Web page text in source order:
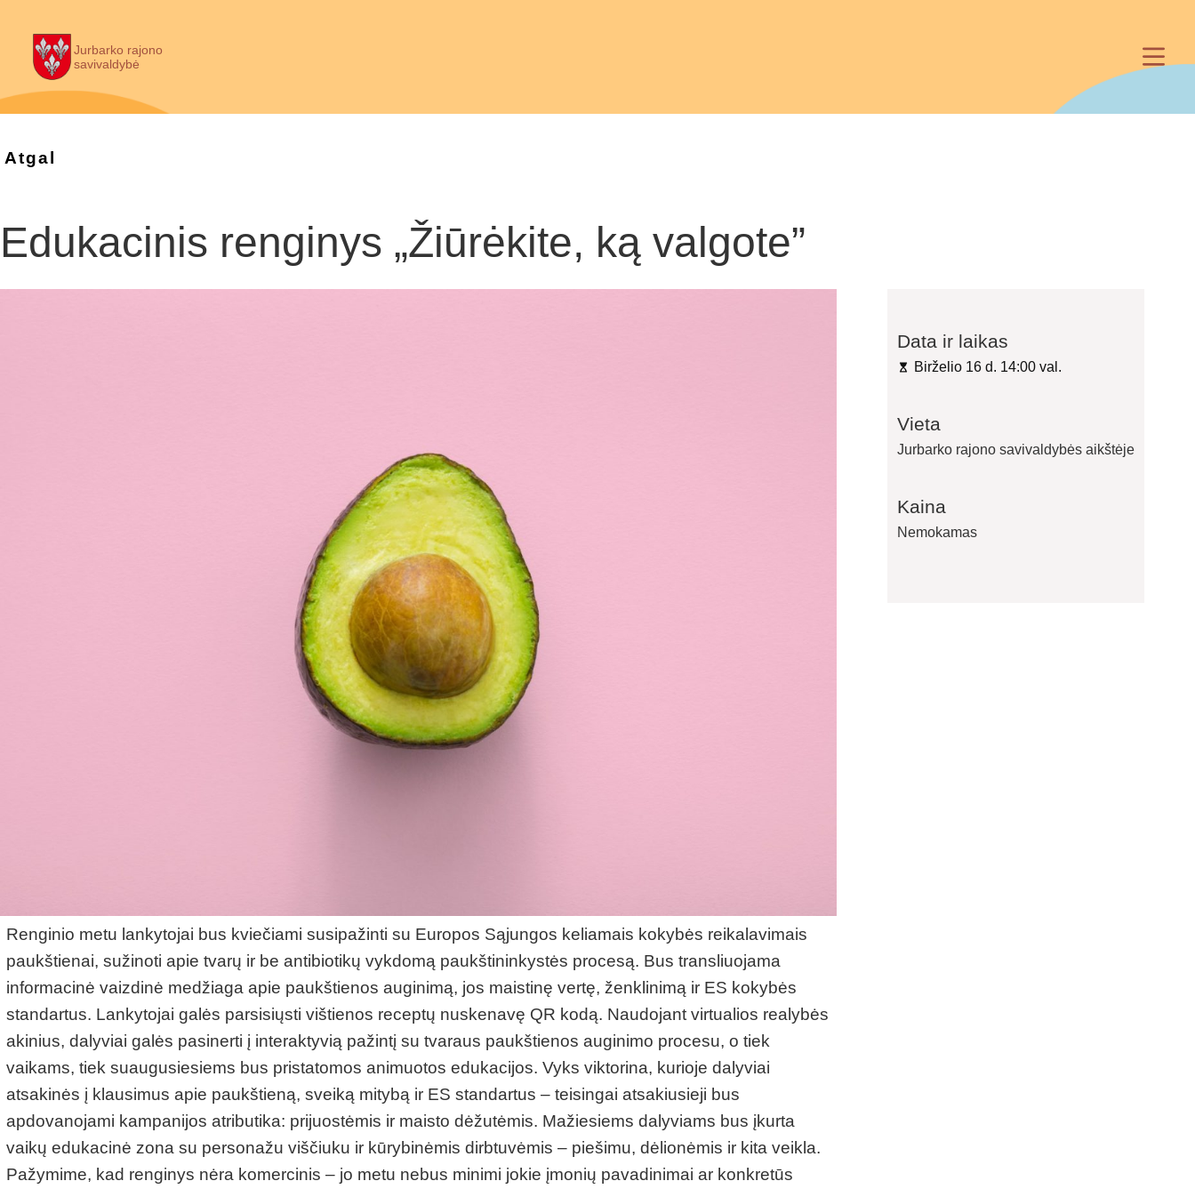
Jurbarko rajono
savivaldybė
Atgal
Edukacinis renginys „Žiūrėkite, ką valgote”
Renginio metu lankytojai bus kviečiami susipažinti su Europos Sąjungos keliamais kokybės reikalavimais
paukštienai, sužinoti apie tvarų ir be antibiotikų vykdomą paukštininkystės procesą. Bus transliuojama
informacinė vaizdinė medžiaga apie paukštienos auginimą, jos maistinę vertę, ženklinimą ir ES kokybės
standartus. Lankytojai galės parsisiųsti vištienos receptų nuskenavę QR kodą. Naudojant virtualios realybės
akinius, dalyviai galės pasinerti į interaktyvią pažintį su tvaraus paukštienos auginimo procesu, o tiek
vaikams, tiek suaugusiesiems bus pristatomos animuotos edukacijos. Vyks viktorina, kurioje dalyviai
atsakinės į klausimus apie paukštieną, sveiką mitybą ir ES standartus – teisingai atsakiusieji bus
apdovanojami kampanijos atributika: prijuostėmis ir maisto dėžutėmis. Mažiesiems dalyviams bus įkurta
vaikų edukacinė zona su personažu viščiuku ir kūrybinėmis dirbtuvėmis – piešimu, dėlionėmis ir kita veikla.
Pažymime, kad renginys nėra komercinis – jo metu nebus minimi jokie įmonių pavadinimai ar konkretūs
Data ir laikas
Birželio 16 d. 14:00 val.
Vieta
Jurbarko rajono savivaldybės aikštėje
Kaina
Nemokamas